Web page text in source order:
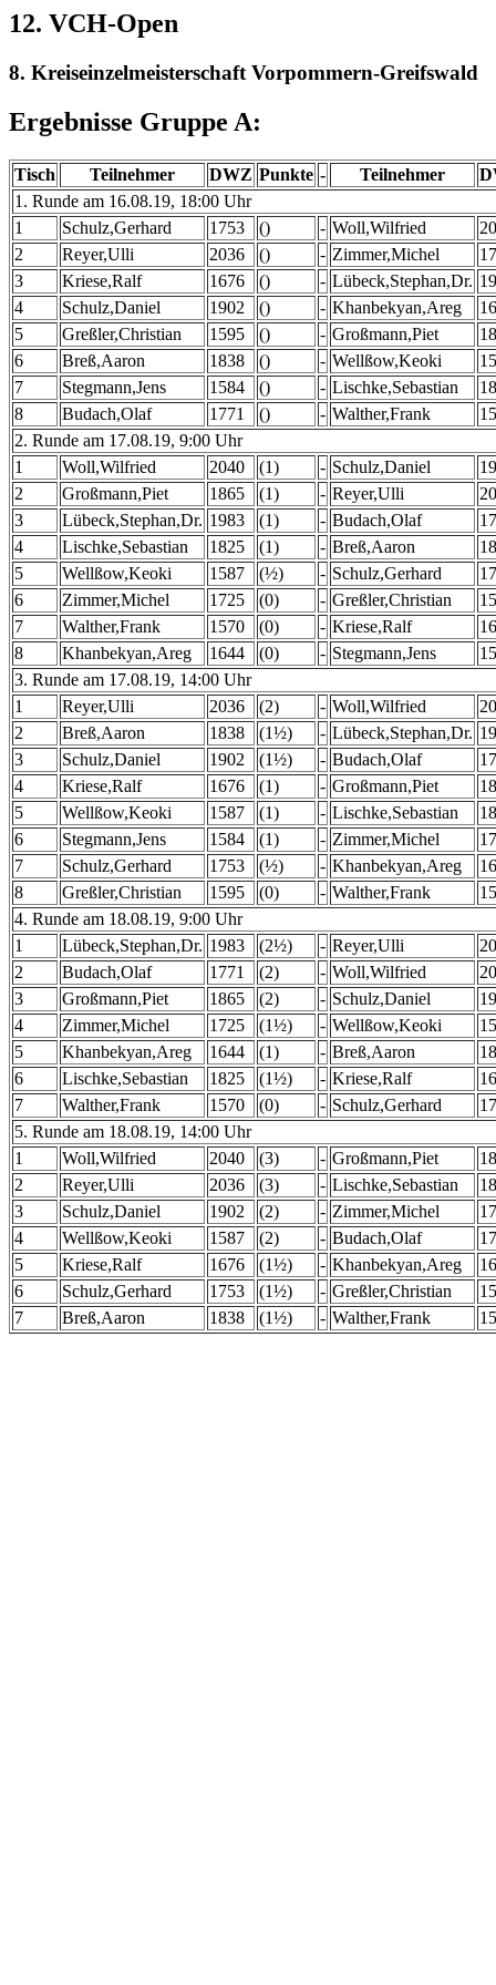
12. VCH-Open
8. Kreiseinzelmeisterschaft Vorpommern-Greifswald
Ergebnisse Gruppe A:
Tisch Teilnehmer DWZ Punkte - Teilnehmer
1. Runde am 16.08.19, 18:00 Uhr
1
Schulz,Gerhard 1753 () - Woll,Wilfried
2
Reyer,Ulli 2036 () - Zimmer,Michel
3
Kriese,Ralf 1676 () - Lübeck,Stephan,Dr.
4
Schulz,Daniel 1902 () - Khanbekyan,Areg
5
Greßler,Christian 1595 () - Großmann,Piet
6
Breß,Aaron 1838 () - Wellßow,Keoki
7
Stegmann,Jens 1584 () - Lischke,Sebastian
8
Budach,Olaf 1771 () - Walther,Frank
2. Runde am 17.08.19, 9:00 Uhr
1
Woll,Wilfried 2040 (1) - Schulz,Daniel
2
Großmann,Piet 1865 (1) - Reyer,Ulli
3
Lübeck,Stephan,Dr. 1983 (1) - Budach,Olaf
4
Lischke,Sebastian 1825 (1) - Breß,Aaron
5
Wellßow,Keoki 1587 (½) - Schulz,Gerhard
6
Zimmer,Michel 1725 (0) - Greßler,Christian
7
Walther,Frank 1570 (0) - Kriese,Ralf
8
Khanbekyan,Areg 1644 (0) - Stegmann,Jens
3. Runde am 17.08.19, 14:00 Uhr
1
Reyer,Ulli 2036 (2) - Woll,Wilfried
2
Breß,Aaron 1838 (1½) - Lübeck,Stephan,Dr.
3
Schulz,Daniel 1902 (1½) - Budach,Olaf
4
Kriese,Ralf 1676 (1) - Großmann,Piet
5
Wellßow,Keoki 1587 (1) - Lischke,Sebastian
6
Stegmann,Jens 1584 (1) - Zimmer,Michel
7
Schulz,Gerhard 1753 (½) - Khanbekyan,Areg
8
Greßler,Christian 1595 (0) - Walther,Frank
4. Runde am 18.08.19, 9:00 Uhr
1
Lübeck,Stephan,Dr. 1983 (2½) - Reyer,Ulli
2
Budach,Olaf 1771 (2) - Woll,Wilfried
3
Großmann,Piet 1865 (2) - Schulz,Daniel
4
Zimmer,Michel 1725 (1½) - Wellßow,Keoki
5
Khanbekyan,Areg 1644 (1) - Breß,Aaron
6
Lischke,Sebastian 1825 (1½) - Kriese,Ralf
7
Walther,Frank 1570 (0) - Schulz,Gerhard
5. Runde am 18.08.19, 14:00 Uhr
1
Woll,Wilfried 2040 (3) - Großmann,Piet
2
Reyer,Ulli 2036 (3) - Lischke,Sebastian
3
Schulz,Daniel 1902 (2) - Zimmer,Michel
4
Wellßow,Keoki 1587 (2) - Budach,Olaf
5
Kriese,Ralf 1676 (1½) - Khanbekyan,Areg
6
Schulz,Gerhard 1753 (1½) - Greßler,Christian
7
Breß,Aaron 1838 (1½) - Walther,Frank